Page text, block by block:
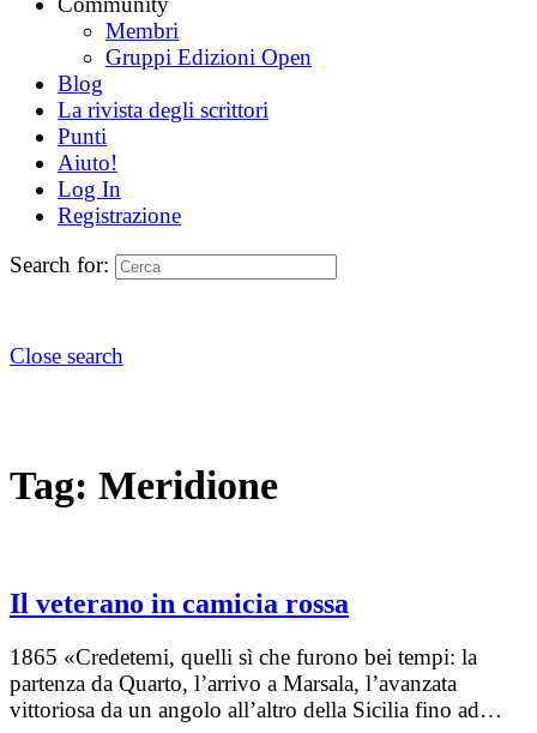
Membri
Gruppi Edizioni Open
Blog
La rivista degli scrittori
Punti
Aiuto!
Log In
Registrazione
Search for:
Close search
Tag: Meridione
Il veterano in camicia rossa
1865 «Credetemi, quelli sì che furono bei tempi: la
partenza da Quarto, l’arrivo a Marsala, l’avanzata
vittoriosa da un angolo all’altro della Sicilia fino ad…